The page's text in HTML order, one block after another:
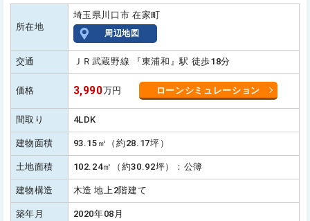
所在地
埼玉県川口市 在家町
周辺地図
交通 ＪＲ武蔵野線 『東浦和』駅 徒歩18分
価格 3,990万円 ローンシミュレーション
間取り 4LDK
建物面積 93.15㎡（約28.17坪）
土地面積 102.24㎡（約30.92坪）：公簿
建物構造 木造 地上2階建て
築年月 2020年08月